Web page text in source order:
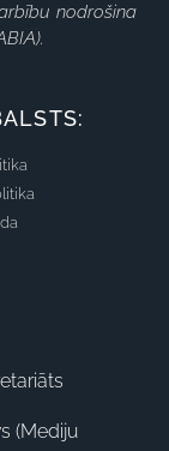
nodrošina
(Mediju